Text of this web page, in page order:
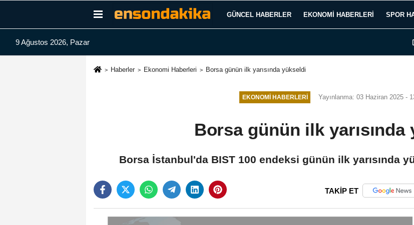
GÜNCEL HABERLER EKONOMI HABERLERI SPOR
9 Ağustos 2026, Pazar
Haberler Ekonomi Haberleri Borsa günün ilk yarısında yükseldi
EKONOMI HABERLERI Yayınlanma: 03 Haziran 2025 -
Borsa günün ilk yarısında
Borsa İstanbul'da BIST 100 endeksi günün ilk yarısında
TAKİP ET